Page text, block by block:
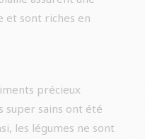
et sont riches en
précieux
super sains ont été
les légumes ne sont